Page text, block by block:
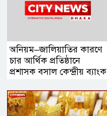
অনিয়ম–জালিয়াতির কারণে
চার আর্থিক প্রতিষ্ঠানে
প্রশাসক বসাল কেন্দ্রীয় ব্যাংক